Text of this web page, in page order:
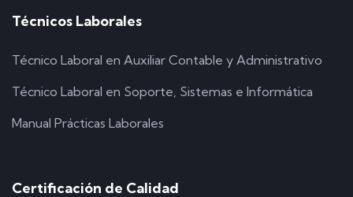
Técnicos Laborales
Técnico Laboral en Auxiliar Contable y Administrativo
Técnico Laboral en Soporte, Sistemas e Informática
Manual Prácticas Laborales
Certificación de Calidad